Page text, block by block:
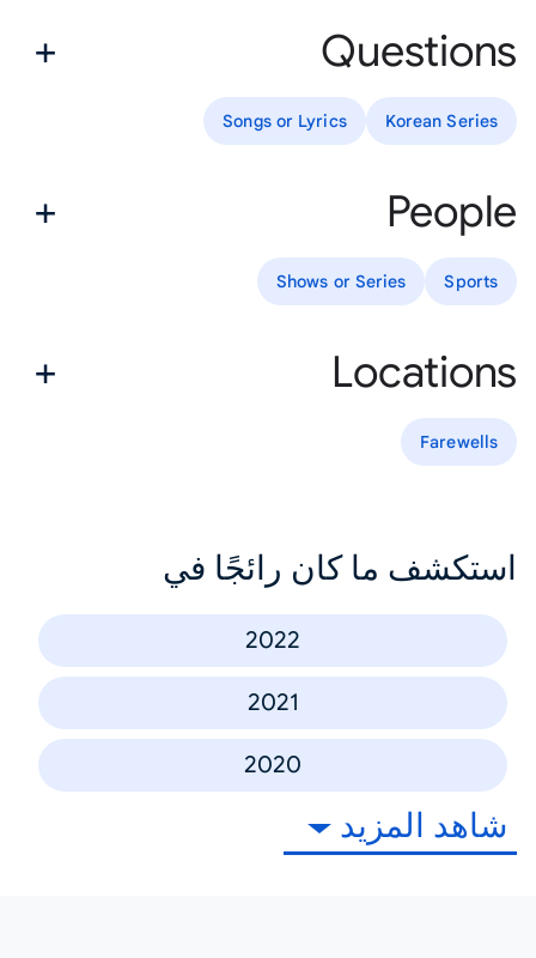
Questions
Korean Series
Songs or Lyrics
People
Sports
Shows or Series
Locations
Farewells
استكشف ما كان رائجًا في
2022
2021
2020
شاهد المزيد